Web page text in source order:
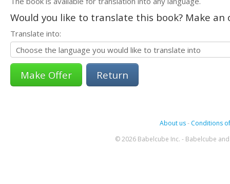
Would you like to translate this book? Make
Translate into:
Return
About us- Conditions
© 2026 Babelcube Inc. - Babelcube